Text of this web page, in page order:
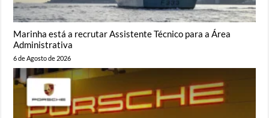
Marinha está a recrutar Assistente Técnico para a Área
Administrativa
6 de Agosto de 2026